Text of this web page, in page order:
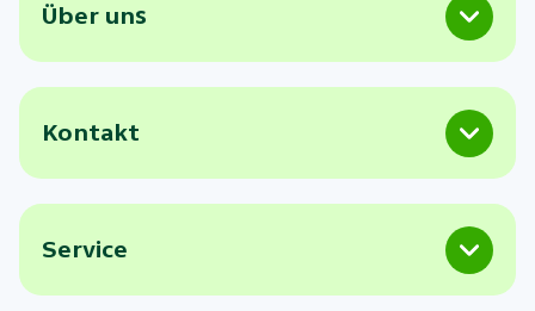
Über uns
Kontakt
Service